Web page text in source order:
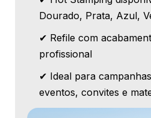
Dourado, Prata, Azul,
✔ Refile com
profissional
✔ Ideal para
eventos, convites e